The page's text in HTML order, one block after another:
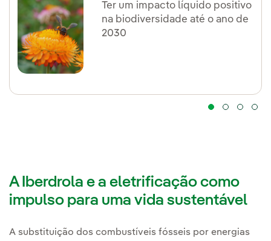
Ter um impacto líquido positivo
na biodiversidade até o ano de
2030
A Iberdrola e a eletrificação como
impulso para uma vida sustentável
A substituição dos combustíveis fósseis por energias